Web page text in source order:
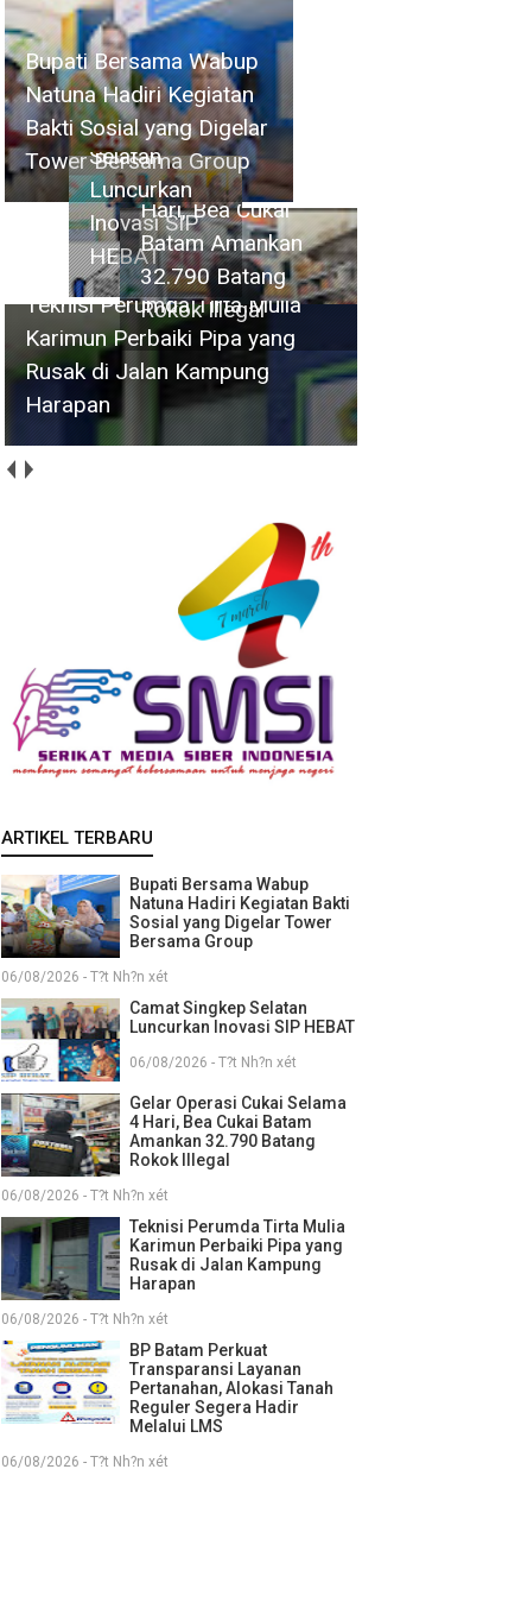
Bupati Bersama Wabup
Natuna Hadiri Kegiatan Bakti
Sosial yang Digelar Tower
Bersama Group
Camat
Singkep
Selatan
Luncurkan
Inovasi SIP
HEBAT
Cukai
Selama 4
Hari, Bea
Cukai Batam
Amankan
32.790
Batang
Rokok Illegal
Teknisi Perumda Tirta Mulia
Karimun Perbaiki Pipa yang
Rusak di Jalan Kampung
Harapan
ARTIKEL TERBARU
Bupati Bersama Wabup
Natuna Hadiri Kegiatan Bakti
Sosial yang Digelar Tower
Bersama Group
06/08/2026 - T?t Nh?n xét
Camat Singkep Selatan
Luncurkan Inovasi SIP HEBAT
06/08/2026 - T?t Nh?n xét
Gelar Operasi Cukai Selama
4 Hari, Bea Cukai Batam
Amankan 32.790 Batang
Rokok Illegal
06/08/2026 - T?t Nh?n xét
Teknisi Perumda Tirta Mulia
Karimun Perbaiki Pipa yang
Rusak di Jalan Kampung
Harapan
06/08/2026 - T?t Nh?n xét
BP Batam Perkuat
Transparansi Layanan
Pertanahan, Alokasi Tanah
Reguler Segera Hadir
Melalui LMS
06/08/2026 - T?t Nh?n xét